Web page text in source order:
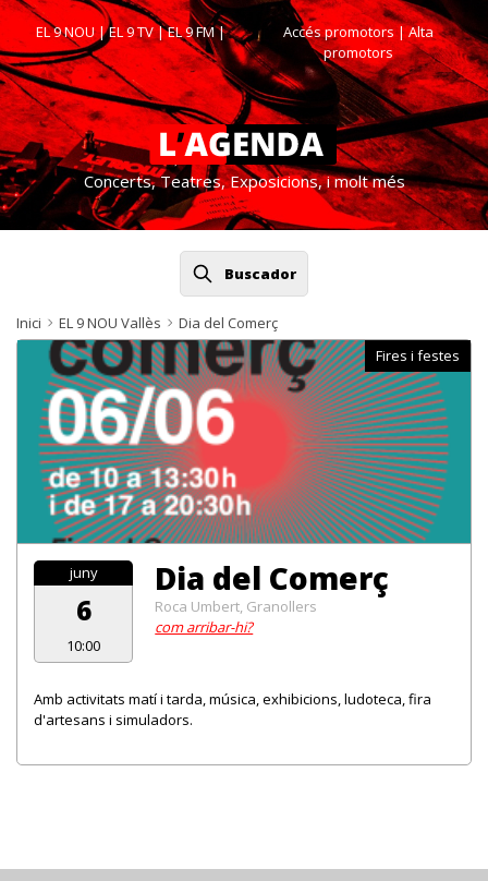
EL 9 NOU|EL 9 TV|EL 9 FM| Accés promotors| Alta
promotors
Concerts, Teatres, Exposicions, i molt més
Buscador
Inici EL 9 NOU Vallès Dia del Comerç
juny
6
10:00
Dia del Comerç
Roca Umbert, Granollers
com arribar-hi?
Amb activitats matí i tarda, música, exhibicions, ludoteca, fira
d'artesans i simuladors.
Fires i festes